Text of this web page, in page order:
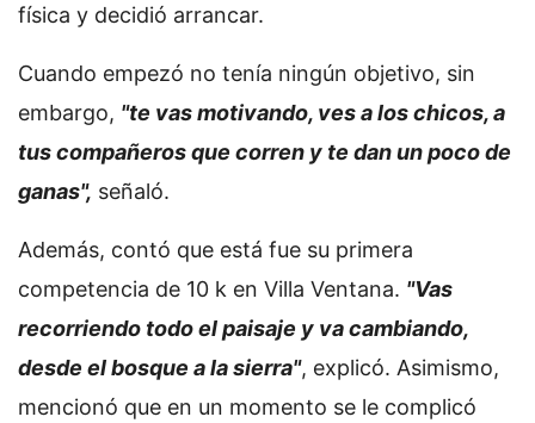
física y decidió arrancar.
Cuando empezó no tenía ningún objetivo, sin
embargo, "te vas motivando, ves a los chicos, a
tus compañeros que corren y te dan un poco de
ganas", señaló.
Además, contó que está fue su primera
competencia de 10 k en Villa Ventana. "Vas
recorriendo todo el paisaje y va cambiando,
desde el bosque a la sierra", explicó. Asimismo,
mencionó que en un momento se le complicó